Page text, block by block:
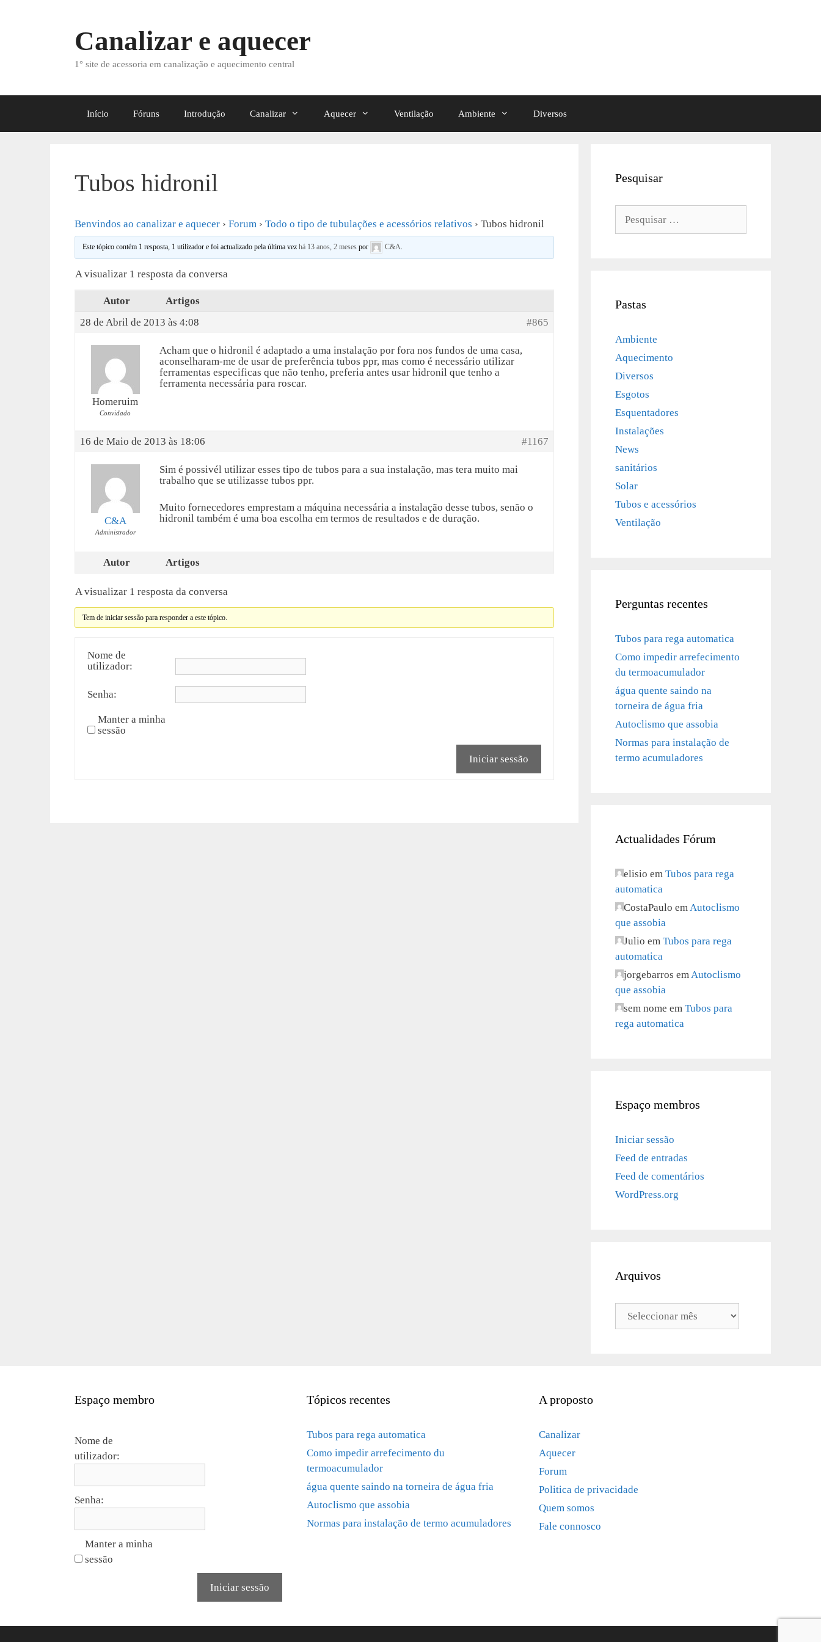
Canalizar e aquecer
1° site de acessoria em canalização e aquecimento central
Início Fóruns Introdução Canalizar Aquecer Ventilação Ambiente Diversos
Tubos hidronil
Benvindos ao canalizar e aquecer › Forum › Todo o tipo de tubulações e acessórios relativos › Tubos hidronil
Este tópico contém 1 resposta, 1 utilizador e foi actualizado pela última vezhá 13 anos, 2 meses por C&A
A visualizar 1 resposta da conversa
Autor
Artigos
28 de Abril de 2013 às 4:08
#865
Homeruim
Convidado
Acham que o hidronil é adaptado a uma instalação por fora nos fundos de uma casa,
aconselharam-me de usar de preferência tubos ppr, mas como é necessário utilizar
ferramentas especificas que não tenho, preferia antes usar hidronil que tenho a
ferramenta necessária para roscar.
16 de Maio de 2013 às 18:06 #1167
C&A
Administrador
Sim é possivél utilizar esses tipo de tubos para a sua instalação, mas tera muito mai
trabalho que se utilizasse tubos ppr.
Muito fornecedores emprestam a máquina necessária a instalação desse tubos, senão o
hidronil também é uma boa escolha em termos de resultados e de duração.
Autor Artigos
A visualizar 1 resposta da conversa
Tem de iniciar sessão para responder a este tópico.
Nome de
utilizador:
Senha:
Manter a minha
sessão
Iniciar sessão
Pesquisar
Pastas
Ambiente
Aquecimento
Diversos
Esgotos
Esquentadores
Instalações
News
sanitários
Solar
Tubos e acessórios
Ventilação
Perguntas recentes
Tubos para rega automatica
Como impedir arrefecimento
du termoacumulador
água quente saindo na
torneira de água fria
Autoclismo que assobia
Normas para instalação de
termo acumuladores
Actualidades Fórum
elisio em Tubos para rega
automatica
CostaPaulo emAutoclismo
que assobia
Julio em Tubos para rega
automatica
jorgebarros emAutoclismo
que assobia
sem nome em Tubos para
rega automatica
Espaço membros
Iniciar sessão
Feed de entradas
Feed de comentários
WordPress.org
Arquivos
Arquivos
Espaço membro
Nome de
utilizador:
Senha:
Manter a minha
sessão
Iniciar sessão
Tópicos recentes
Tubos para rega automatica
Como impedir arrefecimento du
termoacumulador
água quente saindo na torneira de água fria
Autoclismo que assobia
Normas para instalação de termo acumuladores
A proposto
Canalizar
Aquecer
Forum
Politica de privacidade
Quem somos
Fale connosco